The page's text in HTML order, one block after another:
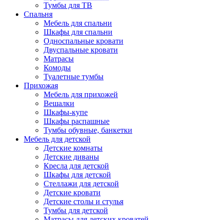
Тумбы для ТВ
Спальня
Мебель для спальни
Шкафы для спальни
Односпальные кровати
Двуспальные кровати
Матрасы
Комоды
Туалетные тумбы
Прихожая
Мебель для прихожей
Вешалки
Шкафы-купе
Шкафы распашные
Тумбы обувные, банкетки
Мебель для детской
Детские комнаты
Детские диваны
Кресла для детской
Шкафы для детской
Стеллажи для детской
Детские кровати
Детские столы и стулья
Тумбы для детской